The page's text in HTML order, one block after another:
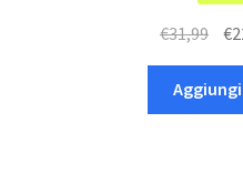
€31,99
era:
€